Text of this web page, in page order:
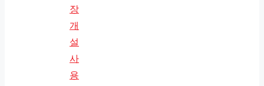
장
개
설
사
용